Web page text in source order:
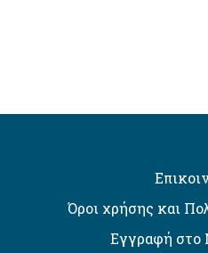
Όροι χρήσης και
Εγγραφή